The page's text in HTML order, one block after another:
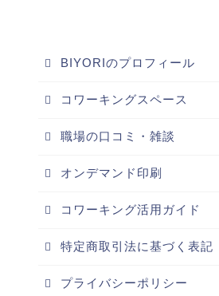
BIYORIのプロフィール
コワーキングスペース
職場の口コミ・雑談
オンデマンド印刷
コワーキング活用ガイド
特定商取引法に基づく表記
プライバシーポリシー